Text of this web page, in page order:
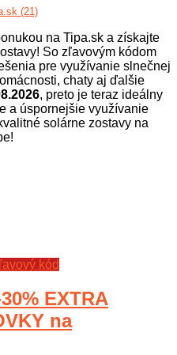
(21)
na Tipa.sk a získajte
So zľavovým kódom
pre využívanie slnečnej
chaty aj ďalšie
, preto je teraz ideálny
a úspornejšie využívanie
solárne zostavy na
kód
EXTRA
na